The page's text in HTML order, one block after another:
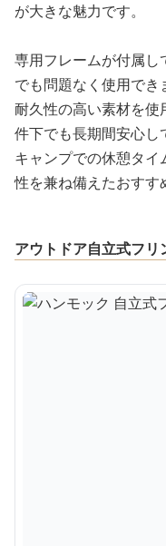
が大きな魅力です。
専用フレームが付属
でも問題なく使用でき
耐久性の高い素材を
件下でも長期間安心し
キャンプでの休憩タ
性を兼ね備えたおすす
アウトドア自立式フリ